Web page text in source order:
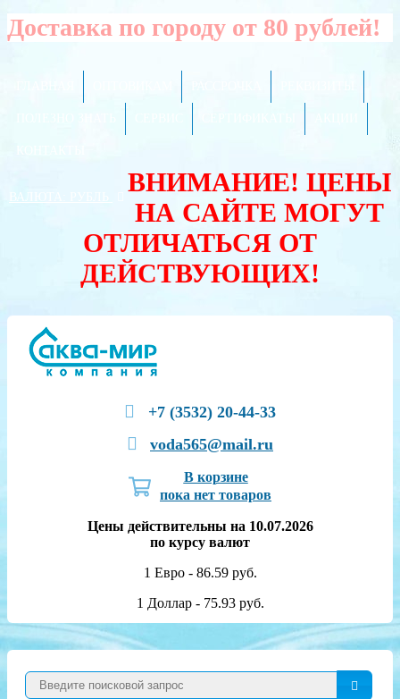
Доставка по городу от 80 рублей!
ВАЛЮТА:
ВНИМАНИЕ! ЦЕНЫ
НА САЙТЕ МОГУТ
ОТЛИЧАТЬСЯ ОТ
ДЕЙСТВУЮЩИХ!
+7 (3532) 20-44-33
voda565@mail.ru
В корзине
пока нет товаров
Цены действительны на 10.07.2026
по курсу валют
1 Евро - 86.59 руб.
1 Доллар - 75.93 руб.